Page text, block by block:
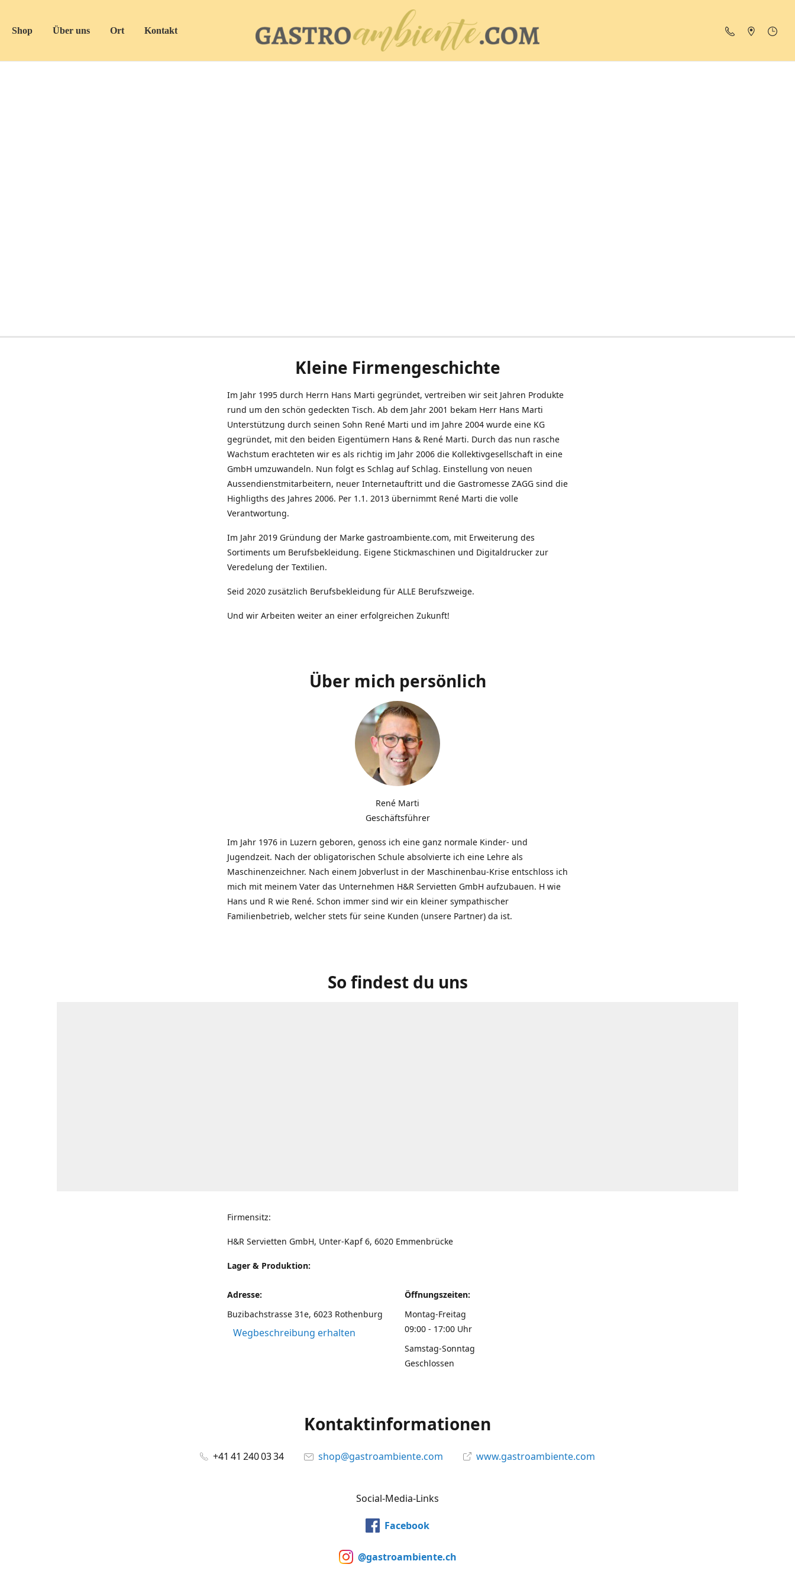
Shop Über uns Ort Kontakt
Kleine Firmengeschichte
Im Jahr 1995 durch Herrn Hans Marti gegründet, vertreiben wir seit Jahren Produkte
rund um den schön gedeckten Tisch. Ab dem Jahr 2001 bekam Herr Hans Marti
Unterstützung durch seinen Sohn René Marti und im Jahre 2004 wurde eine KG
gegründet, mit den beiden Eigentümern Hans & René Marti. Durch das nun rasche
Wachstum erachteten wir es als richtig im Jahr 2006 die Kollektivgesellschaft in eine
GmbH umzuwandeln. Nun folgt es Schlag auf Schlag. Einstellung von neuen
Aussendienstmitarbeitern, neuer Internetauftritt und die Gastromesse ZAGG sind die
Highligths des Jahres 2006. Per 1.1. 2013 übernimmt René Marti die volle
Verantwortung.
Im Jahr 2019 Gründung der Marke gastroambiente.com, mit Erweiterung des
Sortiments um Berufsbekleidung. Eigene Stickmaschinen und Digitaldrucker zur
Veredelung der Textilien.
Seid 2020 zusätzlich Berufsbekleidung für ALLE Berufszweige.
Und wir Arbeiten weiter an einer erfolgreichen Zukunft!
Über mich persönlich
René Marti
Geschäftsführer
Im Jahr 1976 in Luzern geboren, genoss ich eine ganz normale Kinder- und
Jugendzeit. Nach der obligatorischen Schule absolvierte ich eine Lehre als
Maschinenzeichner. Nach einem Jobverlust in der Maschinenbau-Krise entschloss ich
mich mit meinem Vater das Unternehmen H&R Servietten GmbH aufzubauen. H wie
Hans und R wie René. Schon immer sind wir ein kleiner sympathischer
Familienbetrieb, welcher stets für seine Kunden (unsere Partner) da ist.
So findest du uns
Firmensitz:
H&R Servietten GmbH, Unter-Kapf 6, 6020 Emmenbrücke
Lager & Produktion:
Adresse:
Buzibachstrasse 31e, 6023 Rothenburg
Wegbeschreibung erhalten
Öffnungszeiten:
Montag-Freitag
09:00 - 17:00 Uhr
Samstag-Sonntag
Geschlossen
Kontaktinformationen
+41 41 240 03 34 shop@gastroambiente.com www.gastroambiente.com
Social-Media-Links
Facebook
@gastroambiente.ch